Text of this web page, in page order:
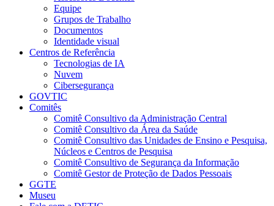
Equipe
Grupos de Trabalho
Documentos
Identidade visual
Centros de Referência
Tecnologias de IA
Nuvem
Cibersegurança
GOVTIC
Comitês
Comitê Consultivo da Administração Central
Comitê Consultivo da Área da Saúde
Comitê Consultivo das Unidades de Ensino e Pesquisa,
Núcleos e Centros de Pesquisa
Comitê Consultivo de Segurança da Informação
Comitê Gestor de Proteção de Dados Pessoais
GGTE
Museu